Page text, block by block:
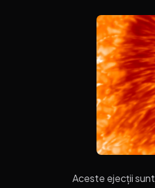
Aceste ejecții